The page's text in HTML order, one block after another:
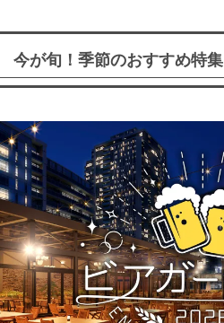
今が旬！季節のおすすめ特集